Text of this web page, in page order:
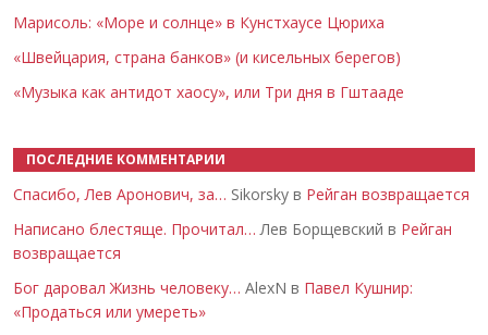
Марисоль: «Море и солнце» в Кунстхаусе Цюриха
«Швейцария, страна банков» (и кисельных берегов)
«Музыка как антидот хаосу», или Три дня в Гштааде
ПОСЛЕДНИЕ КОММЕНТАРИИ
Спасибо, Лев Аронович, за… Sikorsky в Рейган возвращается
Написано блестяще. Прочитал… Лев Борщевский в Рейган
возвращается
Бог даровал Жизнь человеку… AlexN в Павел Кушнир:
«Продаться или умереть»